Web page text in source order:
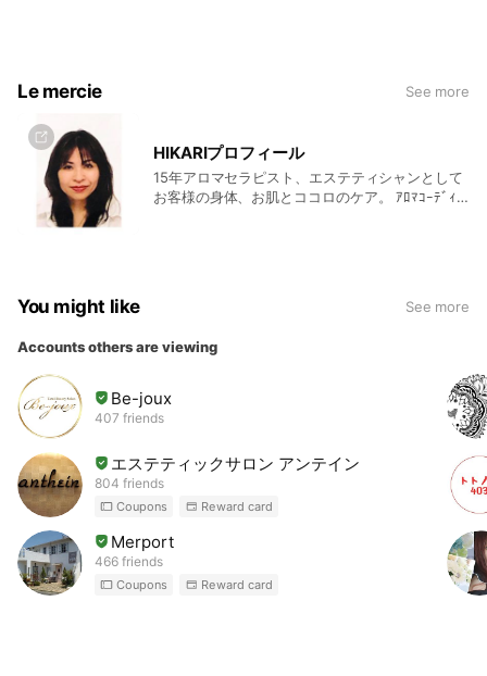
Le mercie See more
HIKARIプロフィール
15年アロマセラピスト、エステティシャンとして
お客様の身体、お肌とココロのケア。 ｱﾛﾏｺｰﾃﾞｨﾈ
You might like See more
Accounts others are viewing
Be-joux
407 friends
エステティックサロン アンテイン
804 friends
Coupons Reward card
Merport
466 friends
Coupons Reward card